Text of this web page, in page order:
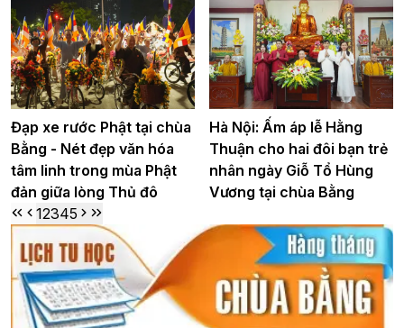
Đạp xe rước Phật tại chùa
Bằng - Nét đẹp văn hóa
tâm linh trong mùa Phật
đản giữa lòng Thủ đô
Hà Nội: Ấm áp lễ Hằng
Thuận cho hai đôi bạn trẻ
nhân ngày Giỗ Tổ Hùng
Vương tại chùa Bằng
12345